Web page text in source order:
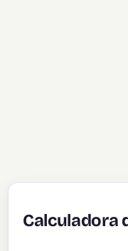
Calculadora